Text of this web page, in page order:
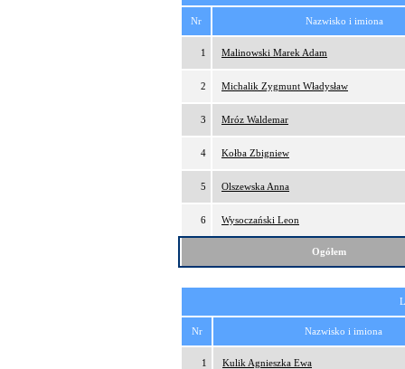
Nr Nazwisko i imiona
1 Malinowski Marek Adam
2 Michalik Zygmunt Władysław
3 Mróz Waldemar
4 Kołba Zbigniew
5 Olszewska Anna
6 Wysoczański Leon
Ogółem
Nr Nazwisko i imiona
1 Kulik Agnieszka Ewa